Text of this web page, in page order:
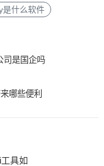
是什么软件
司是国企吗
哪些便利
具如